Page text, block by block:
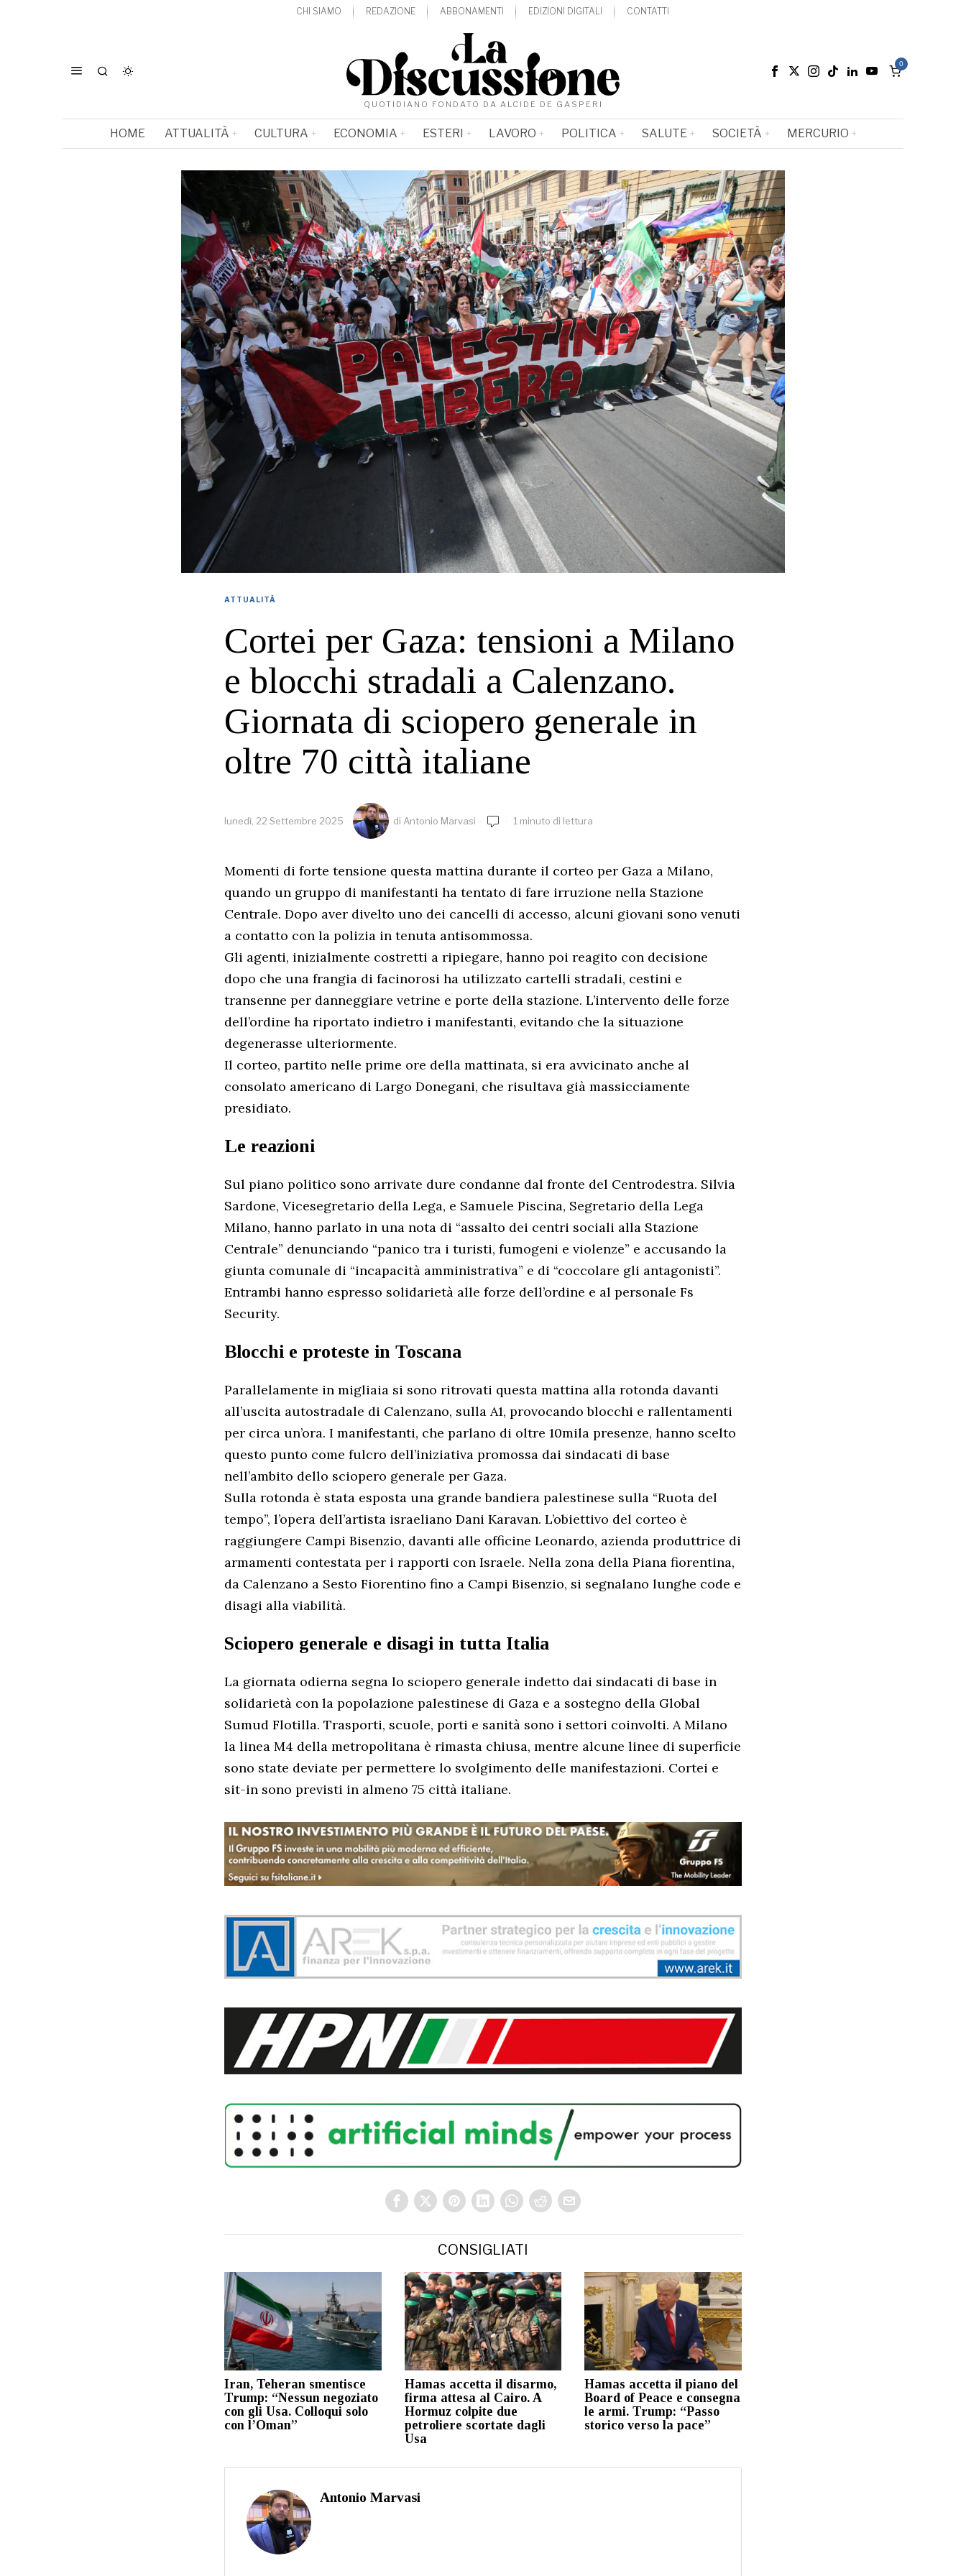
CHI SIAMO REDAZIONE ABBONAMENTI EDIZIONI DIGITALI CONTATTI
QUOTIDIANO FONDATO DA ALCIDE DE GASPERI
0
HOME ATTUALITÀ CULTURA ECONOMIA ESTERI LAVORO POLITICA SALUTE SOCIETÀ MERCURIO
ATTUALITÀ
Cortei per Gaza: tensioni a Milano
e blocchi stradali a Calenzano.
Giornata di sciopero generale in
oltre 70 città italiane
lunedì, 22 Settembre 2025 di Antonio Marvasi 1 minuto di lettura
Momenti di forte tensione questa mattina durante il corteo per Gaza a Milano,
quando un gruppo di manifestanti ha tentato di fare irruzione nella Stazione
Centrale. Dopo aver divelto uno dei cancelli di accesso, alcuni giovani sono venuti
a contatto con la polizia in tenuta antisommossa.
Gli agenti, inizialmente costretti a ripiegare, hanno poi reagito con decisione
dopo che una frangia di facinorosi ha utilizzato cartelli stradali, cestini e
transenne per danneggiare vetrine e porte della stazione. L’intervento delle forze
dell’ordine ha riportato indietro i manifestanti, evitando che la situazione
degenerasse ulteriormente.
Il corteo, partito nelle prime ore della mattinata, si era avvicinato anche al
consolato americano di Largo Donegani, che risultava già massicciamente
presidiato.
Le reazioni
Sul piano politico sono arrivate dure condanne dal fronte del Centrodestra. Silvia
Sardone, Vicesegretario della Lega, e Samuele Piscina, Segretario della Lega
Milano, hanno parlato in una nota di “assalto dei centri sociali alla Stazione
Centrale” denunciando “panico tra i turisti, fumogeni e violenze” e accusando la
giunta comunale di “incapacità amministrativa” e di “coccolare gli antagonisti”.
Entrambi hanno espresso solidarietà alle forze dell’ordine e al personale Fs
Security.
Blocchi e proteste in Toscana
Parallelamente in migliaia si sono ritrovati questa mattina alla rotonda davanti
all’uscita autostradale di Calenzano, sulla A1, provocando blocchi e rallentamenti
per circa un’ora. I manifestanti, che parlano di oltre 10mila presenze, hanno scelto
questo punto come fulcro dell’iniziativa promossa dai sindacati di base
nell’ambito dello sciopero generale per Gaza.
Sulla rotonda è stata esposta una grande bandiera palestinese sulla “Ruota del
tempo”, l’opera dell’artista israeliano Dani Karavan. L’obiettivo del corteo è
raggiungere Campi Bisenzio, davanti alle officine Leonardo, azienda produttrice di
armamenti contestata per i rapporti con Israele. Nella zona della Piana fiorentina,
da Calenzano a Sesto Fiorentino fino a Campi Bisenzio, si segnalano lunghe code e
disagi alla viabilità.
Sciopero generale e disagi in tutta Italia
La giornata odierna segna lo sciopero generale indetto dai sindacati di base in
solidarietà con la popolazione palestinese di Gaza e a sostegno della Global
Sumud Flotilla. Trasporti, scuole, porti e sanità sono i settori coinvolti. A Milano
la linea M4 della metropolitana è rimasta chiusa, mentre alcune linee di superficie
sono state deviate per permettere lo svolgimento delle manifestazioni. Cortei e
sit-in sono previsti in almeno 75 città italiane.
CONSIGLIATI
Iran, Teheran smentisce
Trump: “Nessun negoziato
con gli Usa. Colloqui solo
con l’Oman”
Hamas accetta il disarmo,
firma attesa al Cairo. A
Hormuz colpite due
petroliere scortate dagli
Usa
Hamas accetta il piano del
Board of Peace e consegna
le armi. Trump: “Passo
storico verso la pace”
Antonio Marvasi